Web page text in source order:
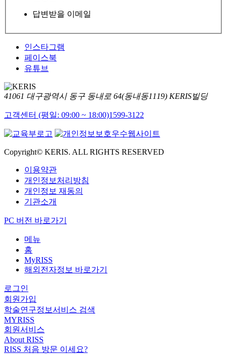
답변받을 이메일
인스타그램
페이스북
유튜브
41061 대구광역시 동구 동내로 64(동내동1119) KERIS빌딩
고객센터 (평일: 09:00 ~ 18:00)1599-3122
Copyright© KERIS. ALL RIGHTS RESERVED
이용약관
개인정보처리방침
개인정보 재동의
기관소개
PC 버전 바로가기
메뉴
홈
MyRISS
해외전자정보 바로가기
로그인
회원가입
학술연구정보서비스 검색
MYRISS
회원서비스
About RISS
RISS 처음 방문 이세요?